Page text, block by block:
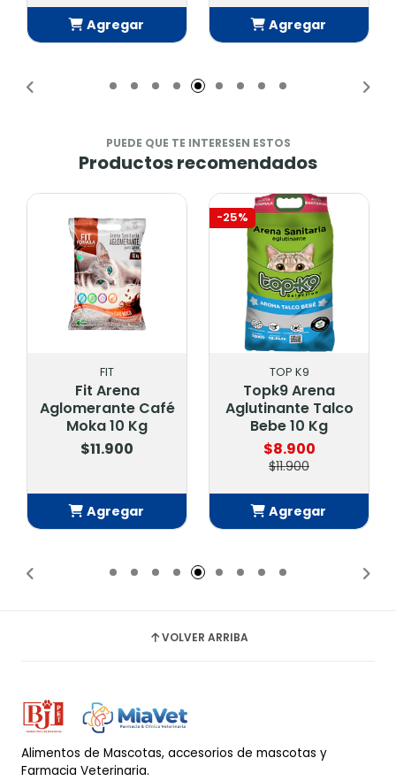
Agregar
Agregar
PUEDE QUE TE INTERESEN ESTOS
Productos recomendados
FIT
Fit Arena
Aglomerante Café
Moka 10 Kg
$11.900
Agregar
-25%
TOP K9
Topk9 Arena
Aglutinante Talco
Bebe 10 Kg
$8.900
$11.900
Agregar
VOLVER ARRIBA
Alimentos de Mascotas, accesorios de mascotas y
Farmacia Veterinaria.